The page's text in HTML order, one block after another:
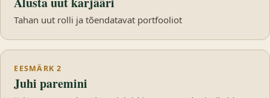
Tahan uut rolli ja tõendatavat portfooliot
EESMÄRK 2
Juhi paremini